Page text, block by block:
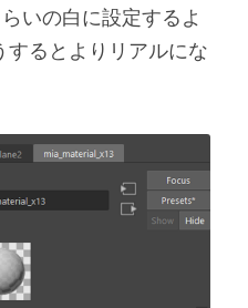
いの白に設定するよ
するとよりリアルにな